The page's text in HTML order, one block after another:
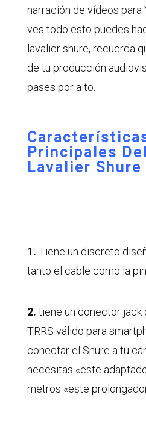
narración de vídeos para
ves todo esto puedes
lavalier shure, recuerda
de tu producción
pases por alto.
Principales
Lavalier
1. Tiene un discreto
tanto el cable como la
2. tiene un conector jack
TRRS válido para
conectar el Shure a tu
necesitas «este
metros «este